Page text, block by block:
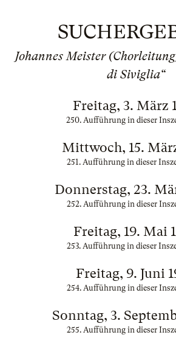
Johannes Meister
di Siviglia“
Freitag, 3. März
250. Aufführung in dieser
Mittwoch, 15.
251. Aufführung in dieser
Donnerstag, 23.
252. Aufführung in dieser
Freitag, 19. Mai
253. Aufführung in dieser
Freitag, 9. Juni
254. Aufführung in dieser
Sonntag, 3.
255. Aufführung in dieser